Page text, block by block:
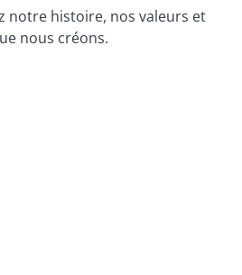
notre histoire, nos valeurs et
nous créons.